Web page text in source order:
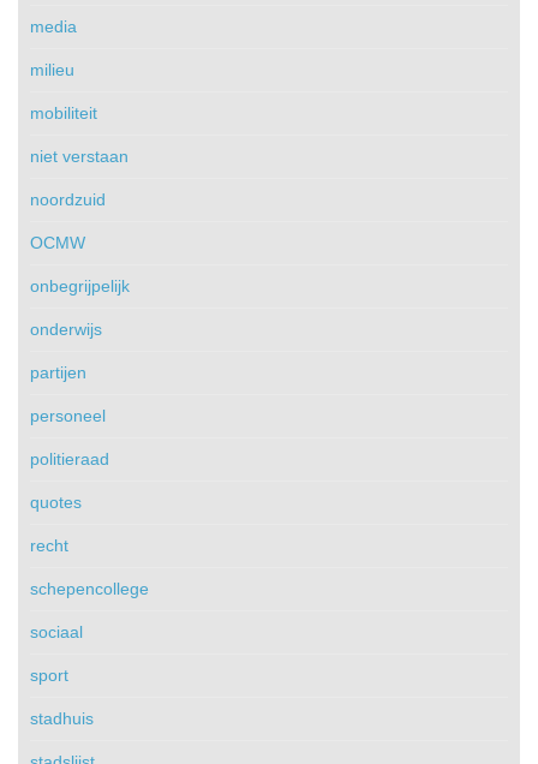
media
milieu
mobiliteit
niet verstaan
noordzuid
OCMW
onbegrijpelijk
onderwijs
partijen
personeel
politieraad
quotes
recht
schepencollege
sociaal
sport
stadhuis